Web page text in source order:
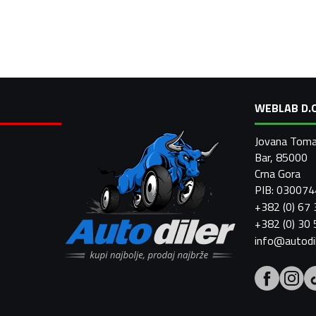
WEBLAB
Jovana
Bar, 85000
Crna Gora
PIB:
+382 (0) 67
+382 (0) 30